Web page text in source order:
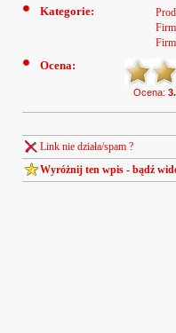
Kategorie:
Ocena:
Ocena:
Link nie działa/spam ?
Wyróżnij ten wpis - bądź